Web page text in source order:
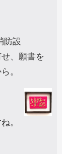
防設
、願書を
。
。